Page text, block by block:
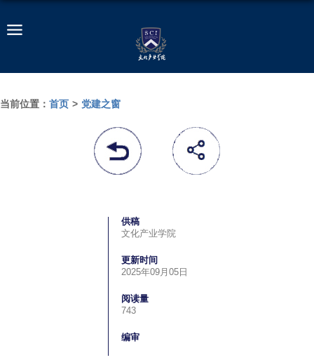
当前位置： 首页 > 党建之窗
供稿
文化产业学院
更新时间
2025年09月05日
阅读量
743
编审